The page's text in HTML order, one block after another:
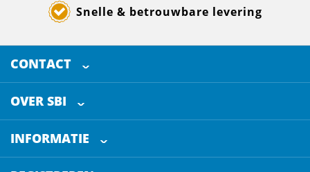
Snelle & betrouwbare levering
CONTACT
SELECTED BREWING INGREDIENTS
Doornhoek 3880
5465 TBVeghel
The Netherlands
OVER SBI
Over ons
Werken bij
INFORMATIE
Klantenservice